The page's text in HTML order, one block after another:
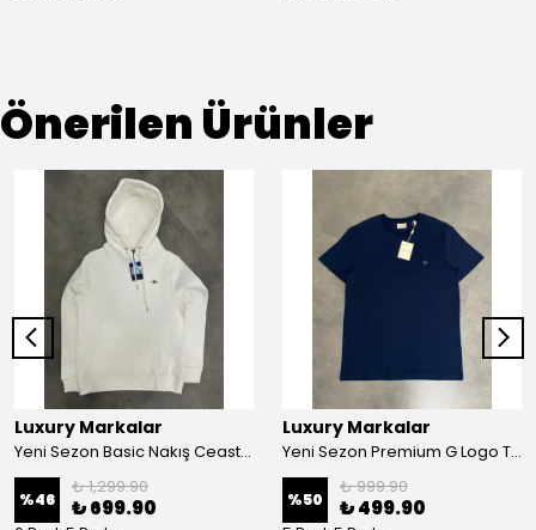
Önerilen Ürünler
Luxury Markalar
Yeni Sezon Basic Nakış Ceast Logo Şardonlu Hoodie
%46
₺ 1,299.90
₺ 699.90
Luxury Markalar
Yeni Sezon Premium G Logo T-shirt
%50
₺ 999.90
₺ 499.90